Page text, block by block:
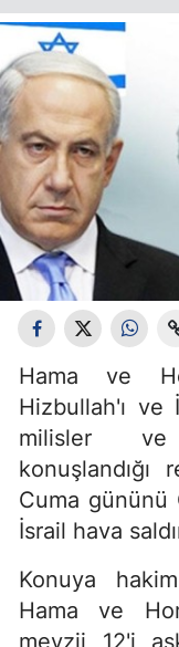
Hama ve
Hizbullah'ı ve
milisler ve
konuşlandığı
Cuma gününü
İsrail hava
Konuya
Hama ve
mevzii 12'i